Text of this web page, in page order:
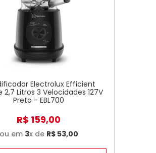
Electrolux Efficient
2,7 Litros 3 Velocidades 127V
Preto - EBL700
R$ 159,00
ou em 3x de R$ 53,00